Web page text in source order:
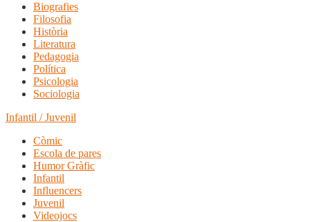
Biografies
Filosofia
Història
Literatura
Pedagogia
Política
Psicologia
Sociologia
Infantil / Juvenil
Còmic
Escola de pares
Humor Gràfic
Infantil
Influencers
Juvenil
Videojocs